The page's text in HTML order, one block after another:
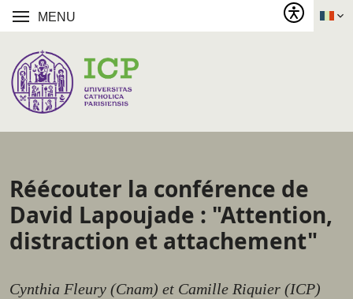
MENU
Réécouter la conférence de
David Lapoujade : "Attention,
distraction et attachement"
Cynthia Fleury (Cnam) et Camille Riquier (ICP)